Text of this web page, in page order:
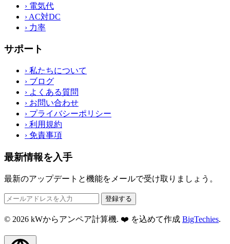
› 電気代
› AC対DC
› 力率
サポート
› 私たちについて
› ブログ
› よくある質問
› お問い合わせ
› プライバシーポリシー
› 利用規約
› 免責事項
最新情報を入手
最新のアップデートと機能をメールで受け取りましょう。
登録する
© 2026 kWからアンペア計算機. ❤️ を込めて作成 BigTechies.